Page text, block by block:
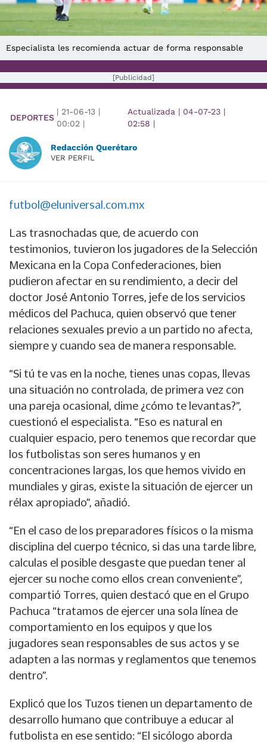
Especialista les recomienda actuar de forma responsable
[Publicidad]
DEPORTES
| 21-06-13 |
00:02 |
Actualizada | 04-07-23 |
02:58 |
Redacción Querétaro
VER PERFIL
futbol@eluniversal.com.mx
Las trasnochadas que, de acuerdo con
testimonios, tuvieron los jugadores de la Selección
Mexicana en la Copa Confederaciones, bien
pudieron afectar en su rendimiento, a decir del
doctor José Antonio Torres, jefe de los servicios
médicos del Pachuca, quien observó que tener
relaciones sexuales previo a un partido no afecta,
siempre y cuando sea de manera responsable.
“Si tú te vas en la noche, tienes unas copas, llevas
una situación no controlada, de primera vez con
una pareja ocasional, dime ¿cómo te levantas?”,
cuestionó el especialista. “Eso es natural en
cualquier espacio, pero tenemos que recordar que
los futbolistas son seres humanos y en
concentraciones largas, los que hemos vivido en
mundiales y giras, existe la situación de ejercer un
rélax apropiado”, añadió.
“En el caso de los preparadores físicos o la misma
disciplina del cuerpo técnico, si das una tarde libre,
calculas el posible desgaste que puedan tener al
ejercer su noche como ellos crean conveniente”,
compartió Torres, quien destacó que en el Grupo
Pachuca “tratamos de ejercer una sola línea de
comportamiento en los equipos y que los
jugadores sean responsables de sus actos y se
adapten a las normas y reglamentos que tenemos
dentro”.
Explicó que los Tuzos tienen un departamento de
desarrollo humano que contribuye a educar al
futbolista en ese sentido: “El sicólogo aborda